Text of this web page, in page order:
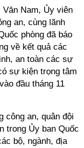
Nam, Ủy viên
an, cùng lãnh
phòng đã báo
về kết quả các
an toàn các sự
sự kiện trọng tâm
đầu tháng 11
công an, quân đội
trong Ủy ban Quốc
bộ, ngành, địa